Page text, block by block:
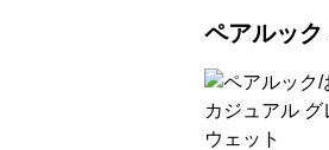
ペアルック